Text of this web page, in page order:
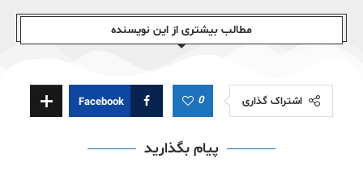
مطالب بیشتری از این نویسندە
اشتراک گذاری 0
Facebook
پیام بگذارید